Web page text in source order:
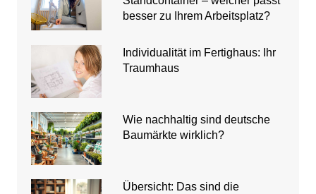
besser zu Ihrem Arbeitsplatz?
Individualität im Fertighaus: Ihr
Traumhaus
Wie nachhaltig sind deutsche
Baumärkte wirklich?
Übersicht: Das sind die